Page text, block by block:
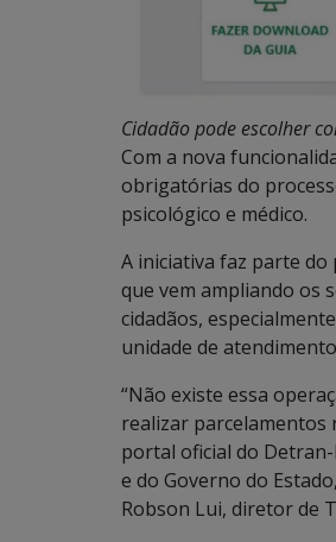
Cidadão pode escolher
Com a nova
obrigatórias do
psicológico e médico.
A iniciativa faz parte
que vem ampliando os
cidadãos,
unidade de
“Não existe essa
realizar parcelamentos
portal oficial do
e do Governo do
Robson Lui, diretor de